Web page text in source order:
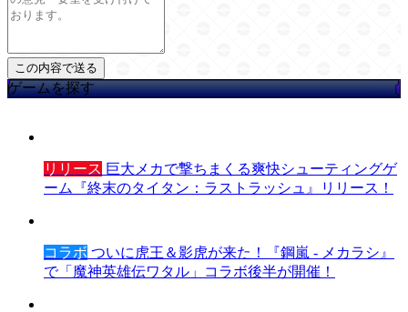
ゲームを探す
リリース 巨大メカで撃ちまくる爽快シューティングゲ
ーム『終末のタイタン：ラストラッシュ』リリース！
コラボ ついに虎王＆影虎が来た！『鋼嵐 - メカラシ』
で「魔神英雄伝ワタル」コラボ後半が開催！